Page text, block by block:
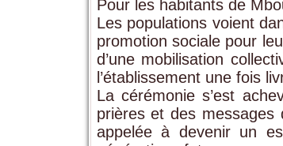
Pour les habitants de
Les populations voient
promotion sociale pour
d’une mobilisation
l’établissement une fois
La cérémonie s’est
prières et des messages
appelée à devenir un